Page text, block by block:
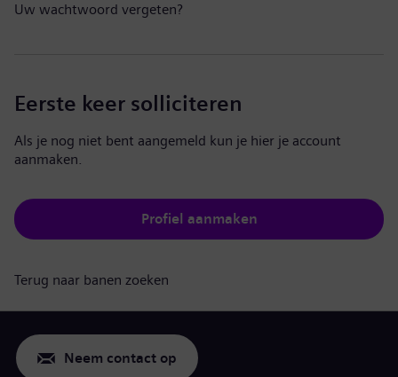
Uw wachtwoord vergeten?
Eerste keer solliciteren
Als je nog niet bent aangemeld kun je hier je account
aanmaken.
Profiel aanmaken
Terug naar banen zoeken
Neem contact op